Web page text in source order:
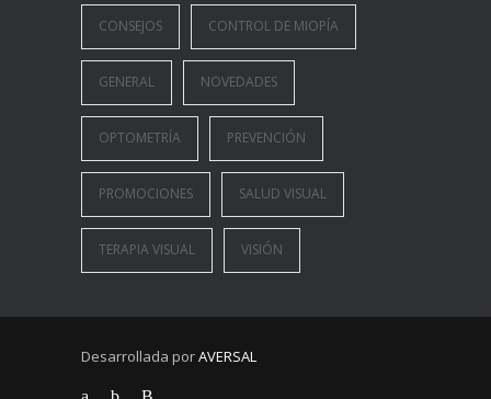
CONSEJOS CONTROL DE MIOPÍA
GENERAL NOVEDADES
OPTOMETRÍA PREVENCIÓN
PROMOCIONES SALUD VISUAL
TERAPIA VISUAL VISIÓN
Desarrollada porAVERSAL